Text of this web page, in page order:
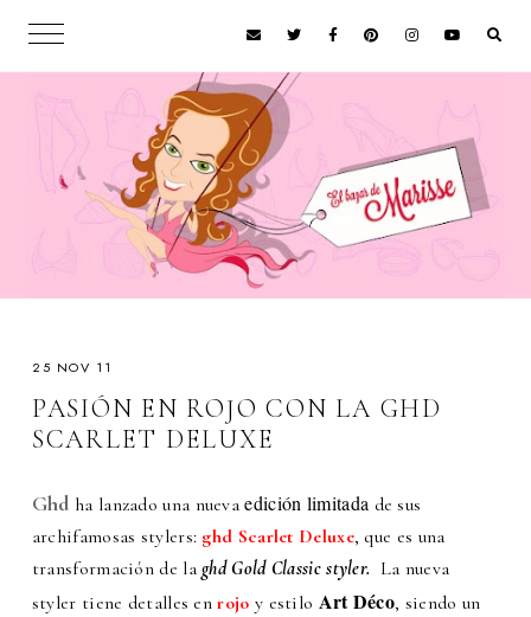
25 NOV 11
PASIÓN EN ROJO CON LA GHD
SCARLET DELUXE
Ghd ha lanzado una nuevaedición limitada de sus
archifamosas stylers: ghd Scarlet Deluxe, que es una
transformación de laghd Gold Classic styler. La nueva
styler tiene detalles en rojo y estilo Art Déco, siendo un